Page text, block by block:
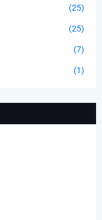
(25)
(25)
(7)
(1)